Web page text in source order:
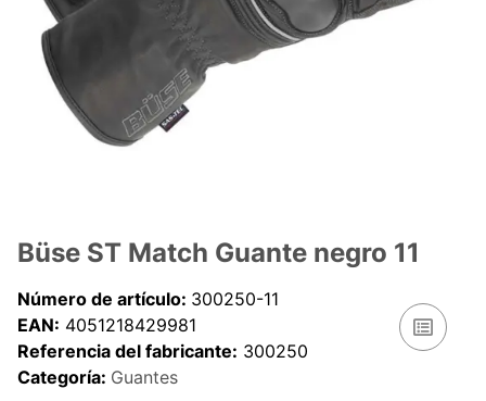
Büse ST Match Guante negro 11
Número de artículo: 300250-11
EAN: 4051218429981
Referencia del fabricante: 300250
Categoría: Guantes